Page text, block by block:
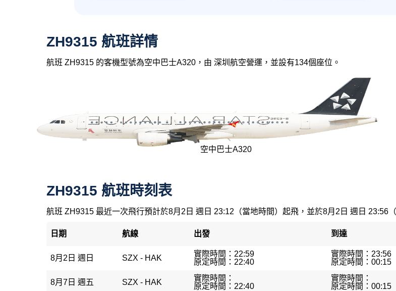
ZH9315 航班詳情
航班 ZH9315 的客機型號為空中巴士A320，由 深圳航空營運，並設有134個座位。
空中巴士A320
ZH9315 航班時刻表
航班 ZH9315 最近一次飛行預計於8月2日 週日 23:12（當地時間）起飛，並於8月2日 週日 23:56
日期 航線 出發 到達
8月2日 週日 SZX - HAK
實際時間：22:59
原定時間：22:40
實際時間：23:56
原定時間：00:15
8月7日 週五 SZX - HAK
實際時間：
原定時間：22:40
實際時間：
原定時間：00:15